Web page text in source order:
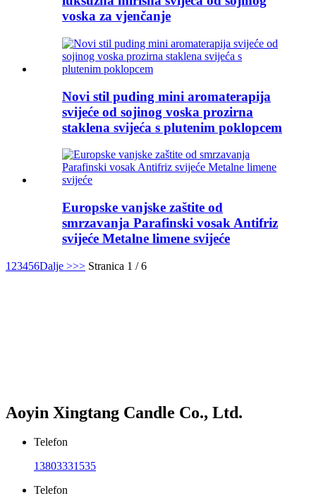
voska za vjenčanje
Novi stil puding mini aromaterapija
svijeće od sojinog voska prozirna
staklena svijeća s plutenim poklopcem
Europske vanjske zaštite od
smrzavanja Parafinski vosak Antifriz
svijeće Metalne limene svijeće
1 23456Dalje >>> Stranica 1 / 6
Aoyin Xingtang Candle Co., Ltd.
Telefon
13803331535
Telefon